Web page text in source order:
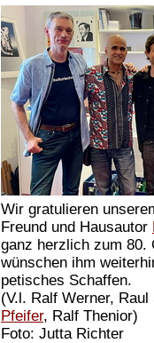
Wir gratulieren
Freund und Hausautor
ganz herzlich zum 80.
wünschen ihm
petisches Schaffen.
(V.l. Ralf Werner,
Pfeifer, Ralf Thenior)
Foto: Jutta Richter